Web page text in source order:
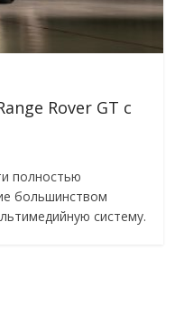
Rover GT с
полностью
большинством
систему.